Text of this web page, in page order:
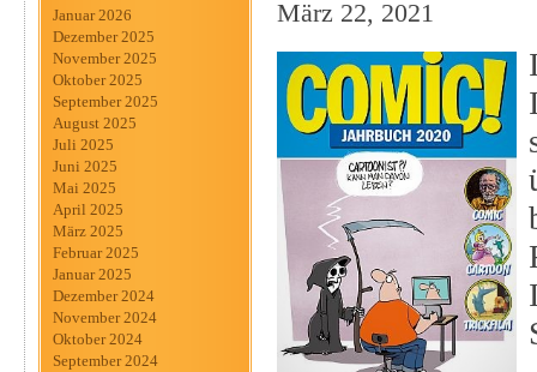
Januar 2026
Dezember 2025
November 2025
Oktober 2025
September 2025
August 2025
Juli 2025
Juni 2025
Mai 2025
April 2025
März 2025
Februar 2025
Januar 2025
Dezember 2024
November 2024
Oktober 2024
September 2024
März 22, 2021